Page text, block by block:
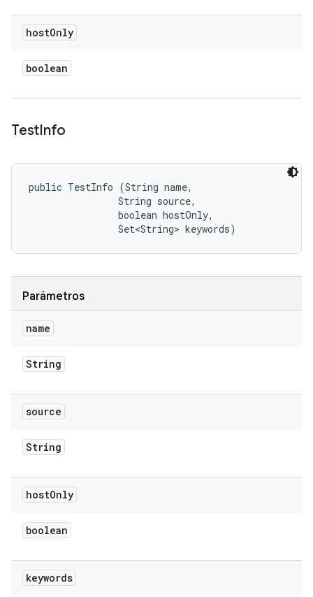
hostOnly
boolean
TestInfo
public TestInfo (String name,
                String source,
                boolean hostOnly,
                Set<String> keywords)
Parámetros
name
String
source
String
hostOnly
boolean
keywords